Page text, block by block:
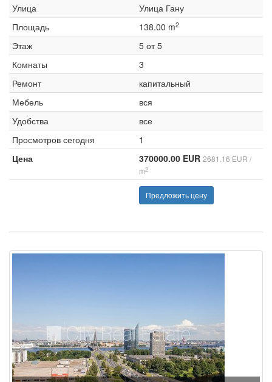
Улица
Улица Гану
Площадь
138.00 m2
Этаж
5 от 5
Комнаты
3
Ремонт
капитальный
Мебель
вся
Удобства
все
Просмотров сегодня
1
Цена
370000.00 EUR 2681.16 EUR /
m2
Предложить цену